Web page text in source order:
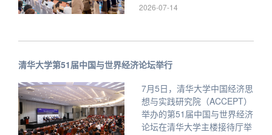
2026-07-14
清华大学第51届中国与世界经济论坛举行
7月5日，清华大学中国经济思
想与实践研究院（ACCEPT）
举办的第51届中国与世界经济
论坛在清华大学主楼接待厅举